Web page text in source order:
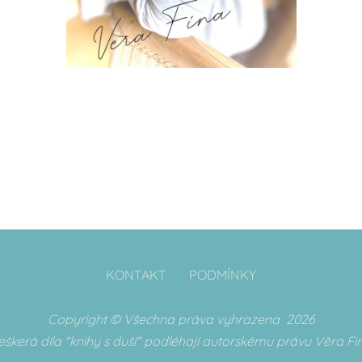
KONTAKT PODMÍNKY
Copyright © Všechna práva vyhrazena 2026
díla "knihy s duší" podléhají autorskému právu Věra